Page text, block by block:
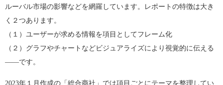
ルーバル市場の影響などを網羅しています。レポートの特徴は大き
く２つあります。
（１）ユーザーが求める情報を項目としてフレーム化
（２）グラフやチャートなどビジュアライズにより視覚的に伝える
――です。
2023年１月作成の「総合商社」では項目ごとにテーマを整理してい